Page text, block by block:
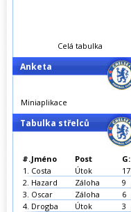
Celá tabulka
Anketa
Miniaplikace
Tabulka střelců
#.Jméno Post
G:
1. Costa Útok
17
2. Hazard Záloha
9
3. Oscar Záloha
6
4. Drogba Útok
3